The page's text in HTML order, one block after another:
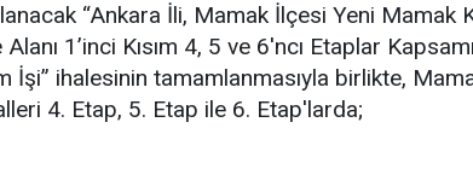
“Ankara İli, Mamak İlçesi Yeni Mamak
Alanı 1’inci Kısım 4, 5 ve 6'ncı Etaplar
İşi” ihalesinin tamamlanmasıyla birlikte,
4. Etap, 5. Etap ile 6. Etap'larda;